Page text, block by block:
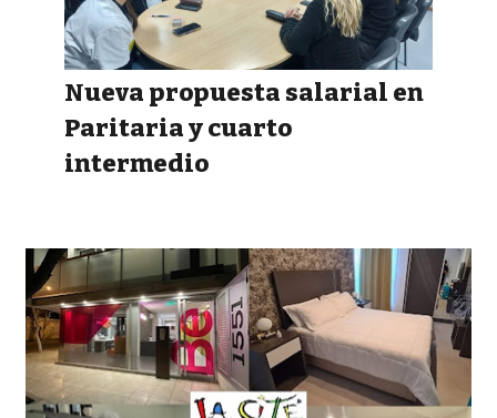
Nueva propuesta salarial en
Paritaria y cuarto
intermedio